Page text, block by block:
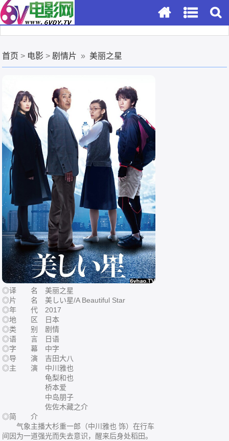
首页 > 电影 > 剧情片 » 美丽之星
◎译 名 美丽之星
◎片 名 美しい星/A Beautiful Star
◎年 代 2017
◎地 区 日本
◎类 别 剧情
◎语 言 日语
◎字 幕 中字
◎导 演 吉田大八
◎主 演 中川雅也
龟梨和也
桥本爱
中岛朋子
佐佐木藏之介
◎简 介
气象主播大杉重一郎（中川雅也 饰）在行车
间因为一道强光而失去意识，醒来后身处稻田。